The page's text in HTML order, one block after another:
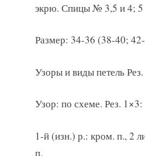
экрю. Спицы № 3,5 и 4; 5
Размер: 34-36 (38-40;
Узоры и виды петель
Узор: по схеме. Рез.
1-й (изн.) р.: кром. п., 2
п.